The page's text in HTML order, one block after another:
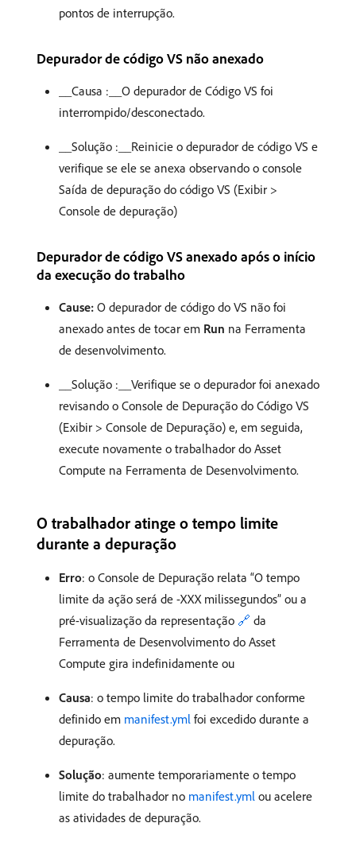
pontos de interrupção.
Depurador de código VS não anexado
__Causa :__O depurador de Código VS foi
interrompido/desconectado.
__Solução :__Reinicie o depurador de código VS e
verifique se ele se anexa observando o console
Saída de depuração do código VS (Exibir >
Console de depuração)
Depurador de código VS anexado após o início
da execução do trabalho
Cause: O depurador de código do VS não foi
anexado antes de tocar em Run na Ferramenta
de desenvolvimento.
__Solução :__Verifique se o depurador foi anexado
revisando o Console de Depuração do Código VS
(Exibir > Console de Depuração) e, em seguida,
execute novamente o trabalhador do Asset
Compute na Ferramenta de Desenvolvimento.
O trabalhador atinge o tempo limite
durante a depuração
Erro: o Console de Depuração relata “O tempo
limite da ação será de -XXX milissegundos” ou a
pré-visualização da representação 🔗 da
Ferramenta de Desenvolvimento do Asset
Compute gira indefinidamente ou
Causa: o tempo limite do trabalhador conforme
definido em manifest.yml foi excedido durante a
depuração.
Solução: aumente temporariamente o tempo
limite do trabalhador no manifest.yml ou acelere
as atividades de depuração.